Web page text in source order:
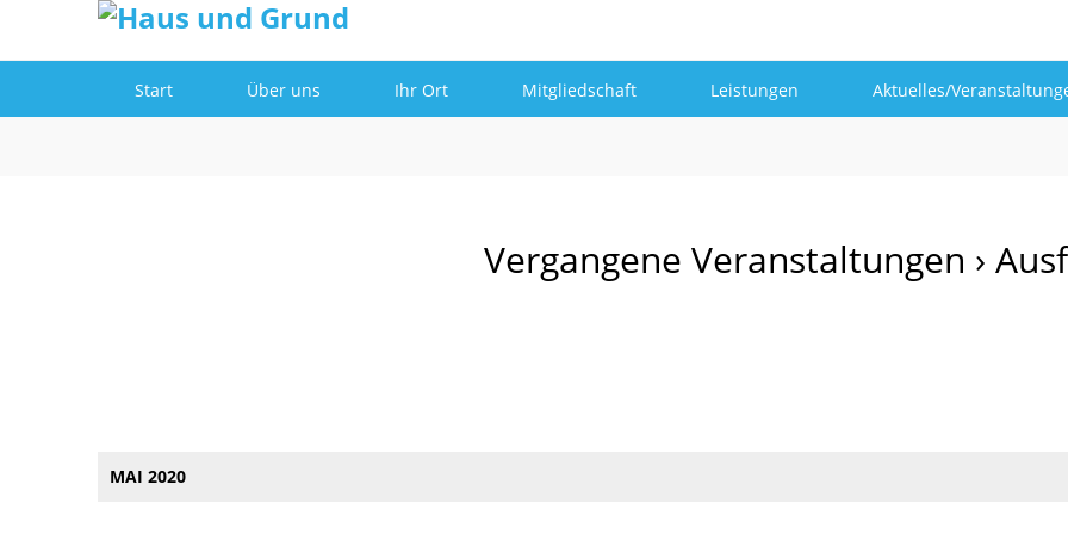
Start Über uns Ihr Ort Mitgliedschaft Leistungen Aktuelles/
Vergangene Veranstaltungen ›
MAI 2020